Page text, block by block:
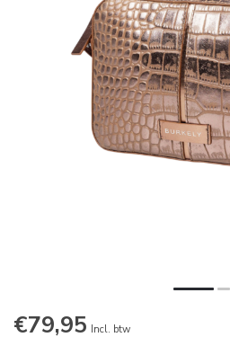
€79,95 Incl. btw